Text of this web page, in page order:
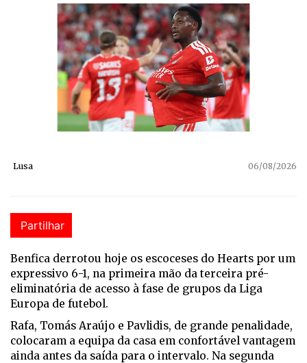
Lusa 06/08/2026
Partilhar
Benfica derrotou hoje os escoceses do Hearts por um
expressivo 6-1, na primeira mão da terceira pré-
eliminatória de acesso à fase de grupos da Liga
Europa de futebol.
Rafa, Tomás Araújo e Pavlidis, de grande penalidade,
colocaram a equipa da casa em confortável vantagem
ainda antes da saída para o intervalo. Na segunda